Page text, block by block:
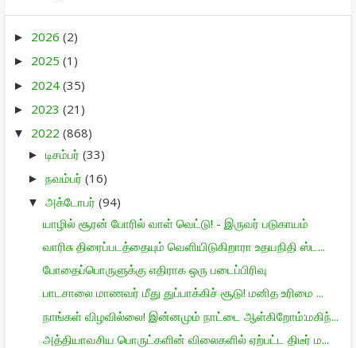
► 2026 (2)
► 2025 (1)
► 2024 (35)
► 2023 (21)
▼ 2022 (868)
► டிசம்பர் (33)
► நவம்பர் (16)
▼ அக்டோபர் (94)
யாழில் சூரன் போரில் வாள் வெட்டு! - இருவர் படுகாயம்
வாரிசு திரைப்படத்தையும் வெளியிடுகிறாரா உதயநிதி ஸ்ட...
போதைப்பொருளுக்கு எதிராக ஒரு படைப்பிரிவு
பாடசாலை மாணவர் மீது துப்பாக்கிச் சூடு! மனித உரிமை ...
நாங்கள் விழவில்லை! இன்னமும் நாட்டை ஆள்கிறோம்:மகிந்...
அத்தியாவசிய பொருட்களின் விலைகளில் ஏற்பட்ட திடீர் ம...